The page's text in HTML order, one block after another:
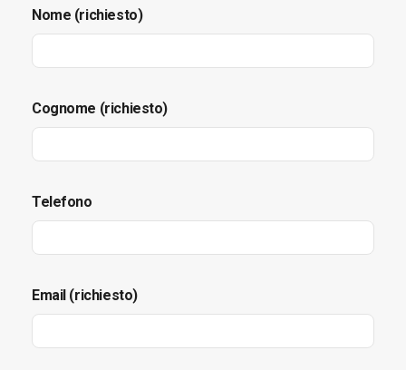
Nome (richiesto)
Cognome (richiesto)
Telefono
Email (richiesto)